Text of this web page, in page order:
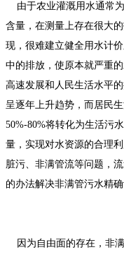
由于农业灌溉用水通常
含量，在测量上存在很大
现，很难建立健全用水计
中的排放，使原本就严重
高速发展和人民生活水平
呈逐年上升趋势，而居民
50%-80%将转化为生活污
量，实现对水资源的合理
脏污、非满管流等问题，
的办法解决非满管污水精
因为自由面的存在，非